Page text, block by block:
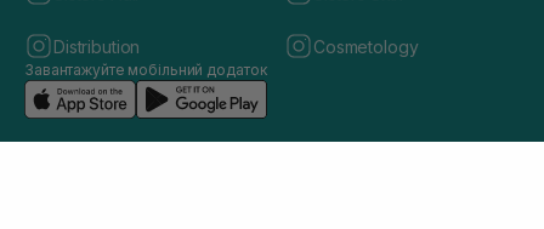
Distribution Cosmetology
Завантажуйте мобільний додаток